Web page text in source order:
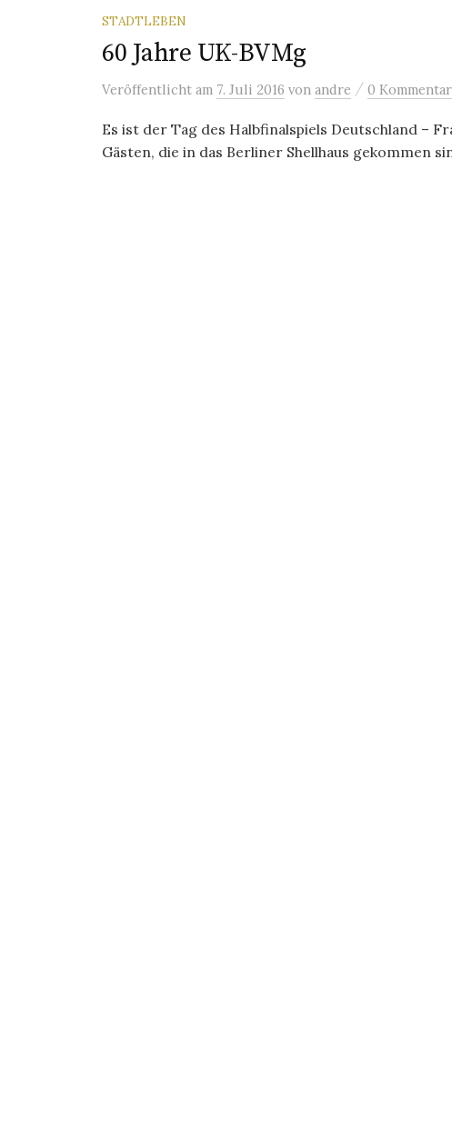
STADTLEBEN
60 Jahre UK-BVMg
Veröffentlicht am 7. Juli 2016 von andre / 0
Es ist der Tag des Halbfinalspiels Deutschland –
Gästen, die in das Berliner Shellhaus gekommen